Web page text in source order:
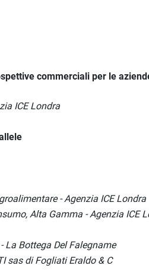
commerciali per le
ICE Londra
- Agenzia ICE Londra
Alta Gamma - Agenzia ICE
La Bottega Del Falegname
sas di Fogliati Eraldo & C